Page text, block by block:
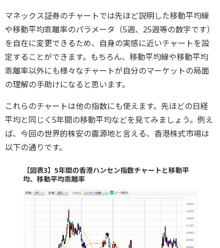
マネックス証券のチャートでは先ほど説明した移動平均線
や移動平均乖離率のパラメータ（5週、25週等の数字です）
を自在に変更できるため、自身の実感に近いチャートを設
定することができます。もちろん、移動平均線や移動平均
乖離率以外にも様々なチャートが自分のマーケットの局面
の理解の手助けになると思います。
これらのチャートは他の指数にも使えます。先ほどの日経
平均と同じく5年間の移動平均などを見てみましょう。例え
ば、今回の世界的株安の震源地と言える、香港株式市場は
以下の通りです。
【図表3】5年間の香港ハンセン指数チャートと移動平
均、移動平均乖離率